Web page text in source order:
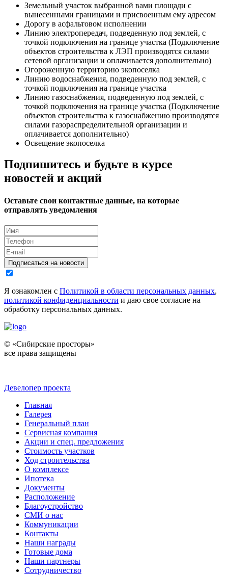
Земельный участок выбранной вами площади с
вынесенными границами и присвоенным ему адресом
Дорогу в асфальтовом исполнении
Линию электропередач, подведенную под землей, с
точкой подключения на границе участка (Подключение
объектов строительства к ЛЭП производятся силами
сетевой организации и оплачивается дополнительно)
Огороженную территорию экопоселка
Линию водоснабжения, подведенную под землей, с
точкой подключения на границе участка
Линию газоснабжения, подведенную под землей, с
точкой подключения на границе участка (Подключение
объектов строительства к газоснабжению производятся
силами газораспределительной организации и
оплачивается дополнительно)
Освещение экопоселка
Подпишитесь и будьте в курсе
новостей и акций
Оставьте свои контактные данные, на которые
отправлять уведомления
Подписаться на новости
Я ознакомлен с Политикой в области персональных данных,
политикой конфиденциальности и даю свое согласие на
обработку персональных данных.
© «Сибирские просторы»
все права защищены
Девелопер проекта
Главная
Галерея
Генеральный план
Сервисная компания
Акции и спец. предложения
Стоимость участков
Ход строительства
О комплексе
Ипотека
Документы
Расположение
Благоустройство
СМИ о нас
Коммуникации
Контакты
Наши награды
Готовые дома
Наши партнеры
Сотрудничество